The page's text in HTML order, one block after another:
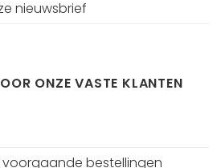
nieuwsbrief
ONZE VASTE KLANTEN
bestellingen